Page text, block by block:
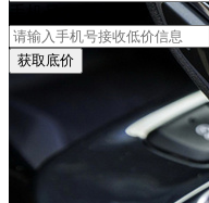
获取底价